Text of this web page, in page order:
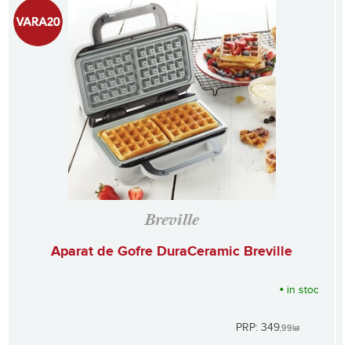
Breville
Aparat de Gofre DuraCeramic Breville
• in stoc
PRP: 349,99lei